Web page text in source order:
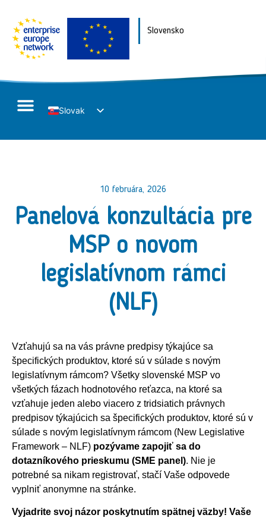
Slovensko
Slovak
10 februára, 2026
Panelová konzultácia pre
MSP o novom
legislatívnom rámci
(NLF)
Vzťahujú sa na vás právne predpisy týkajúce sa
špecifických produktov, ktoré sú v súlade s novým
legislatívnym rámcom? Všetky slovenské MSP vo
všetkých fázach hodnotového reťazca, na ktoré sa
vzťahuje jeden alebo viacero z tridsiatich právnych
predpisov týkajúcich sa špecifických produktov, ktoré sú v
súlade s novým legislatívnym rámcom (New Legislative
Framework – NLF) pozývame zapojiť sa do
dotazníkového prieskumu (SME panel). Nie je
potrebné sa nikam registrovať, stačí Vaše odpovede
vyplniť anonymne na stránke.
Vyjadrite svoj názor poskytnutím spätnej väzby! Vaše